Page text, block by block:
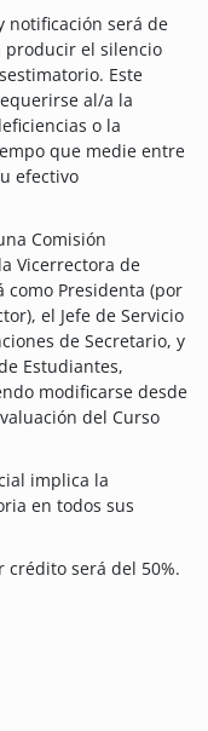
notificación será de
producir el silencio
Este
al/a la
o la
que medie entre
efectivo
Comisión
Vicerrectora de
como Presidenta (por
el Jefe de Servicio
de Secretario, y
Estudiantes,
modificarse desde
del Curso
implica la
en todos sus
crédito será del 50%.